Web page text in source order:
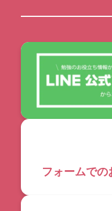
フォームでの